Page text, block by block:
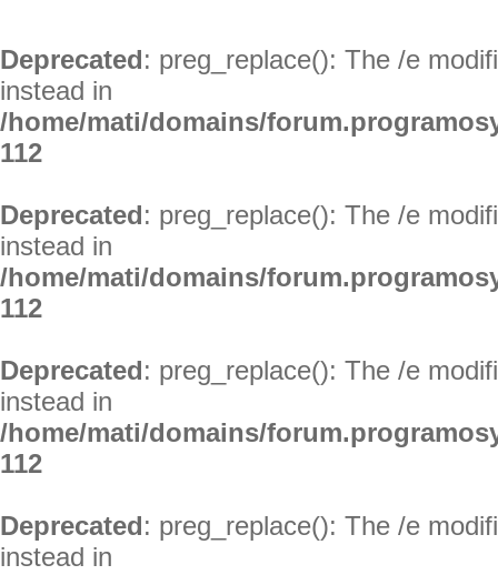
Deprecated: preg_replace(): The /e
instead in
/home/mati/domains/
112
Deprecated: preg_replace(): The /e
instead in
/home/mati/domains/
112
Deprecated: preg_replace(): The /e
instead in
/home/mati/domains/
112
Deprecated: preg_replace(): The /e
instead in